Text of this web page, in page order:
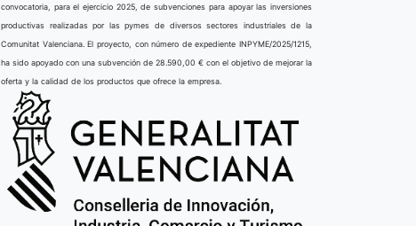
convocatoria, para el ejercicio 2025, de subvenciones para apoyar las inversiones
productivas realizadas por las pymes de diversos sectores industriales de la
Comunitat Valenciana. El proyecto, con número de expediente INPYME/2025/1215,
ha sido apoyado con una subvención de 28.590,00 € con el objetivo de mejorar la
oferta y la calidad de los productos que ofrece la empresa.